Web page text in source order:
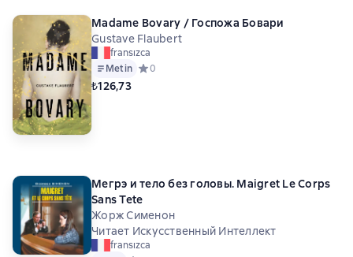
Madame Bovary / Госпожа Бовари
Gustave Flaubert
fransızca
Metin Средний рейтинг 0 на основе 0 оценок
0
₺126,73
Мегрэ и тело без головы. Maigret Le Corps
Sans Tete
Жорж Сименон
Читает Искусственный Интеллект
fransızca